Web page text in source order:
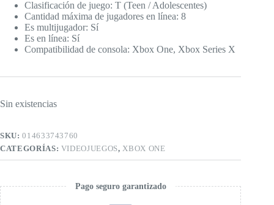
Clasificación de juego: T (Teen / Adolescentes)
Cantidad máxima de jugadores en línea: 8
Es multijugador: Sí
Es en línea: Sí
Compatibilidad de consola: Xbox One, Xbox Series X
Sin existencias
SKU:014633743760
CATEGORÍAS: VIDEOJUEGOS, XBOX ONE
Pago seguro garantizado